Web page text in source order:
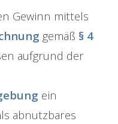
Gewinn mittels
gemäß § 4
aufgrund der
ein
abnutzbares